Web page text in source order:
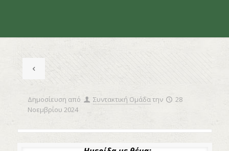
Δημοσίευση από Συντακτική Ομάδατην
28
Νοεμβρίου 2024